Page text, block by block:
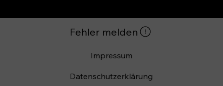
Impressum
Datenschutzerklärung